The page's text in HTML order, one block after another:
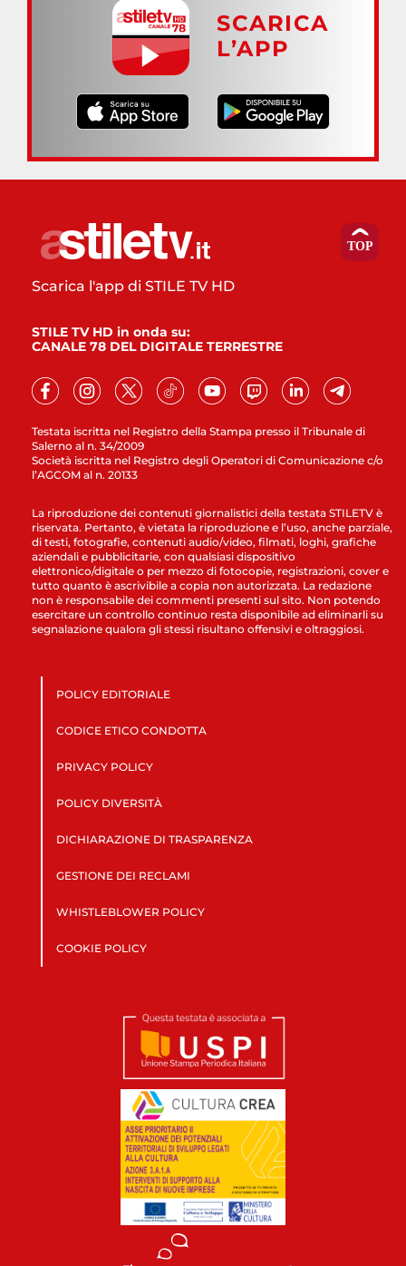
SCARICA
L’APP
Testata iscritta nel Registro della Stampa presso il Tribunale di
Salerno al n. 34/2009
Società iscritta nel Registro degli Operatori di Comunicazione c/o
l’AGCOM al n. 20133
Scarica l'app di STILE TV HD
STILE TV HD in onda su:
CANALE 78 DEL DIGITALE TERRESTRE
La riproduzione dei contenuti giornalistici della testata STILETV è
riservata. Pertanto, è vietata la riproduzione e l’uso, anche parziale,
di testi, fotografie, contenuti audio/video, filmati, loghi, grafiche
aziendali e pubblicitarie, con qualsiasi dispositivo
elettronico/digitale o per mezzo di fotocopie, registrazioni, cover e
tutto quanto è ascrivibile a copia non autorizzata. La redazione
non è responsabile dei commenti presenti sul sito. Non potendo
esercitare un controllo continuo resta disponibile ad eliminarli su
segnalazione qualora gli stessi risultano offensivi e oltraggiosi.
POLICY EDITORIALE
CODICE ETICO CONDOTTA
PRIVACY POLICY
POLICY DIVERSITÀ
DICHIARAZIONE DI TRASPARENZA
GESTIONE DEI RECLAMI
WHISTLEBLOWER POLICY
COOKIE POLICY